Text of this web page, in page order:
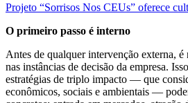
Projeto “Sorrisos Nos CEUs” oferece
O primeiro passo é interno
Antes de qualquer intervenção externa, é
nas instâncias de decisão da empresa.
estratégias de triplo impacto — que
econômicos, sociais e ambientais —